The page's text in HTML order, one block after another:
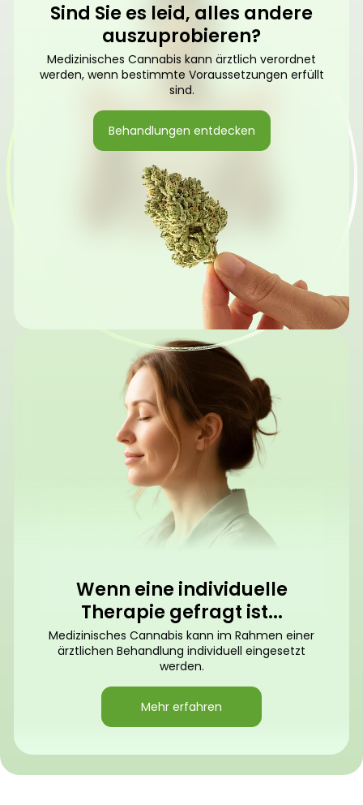
Sind Sie es leid, alles andere
auszuprobieren?
Medizinisches Cannabis kann ärztlich verordnet
werden, wenn bestimmte Voraussetzungen erfüllt
sind.
Behandlungen entdecken
Wenn eine individuelle
Therapie gefragt ist...
Medizinisches Cannabis kann im Rahmen einer
ärztlichen Behandlung individuell eingesetzt
werden.
Mehr erfahren